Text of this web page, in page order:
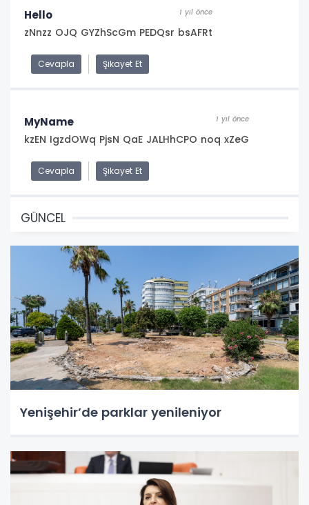
Hello 1 yıl önce
zNnzz OJQ GYZhScGm PEDQsr bsAFRt
Cevapla Şikayet Et
MyName 1 yıl önce
kzEN IgzdOWq PjsN QaE JALHhCPO noq xZeG
Cevapla Şikayet Et
GÜNCEL
Yenişehir’de parklar yenileniyor